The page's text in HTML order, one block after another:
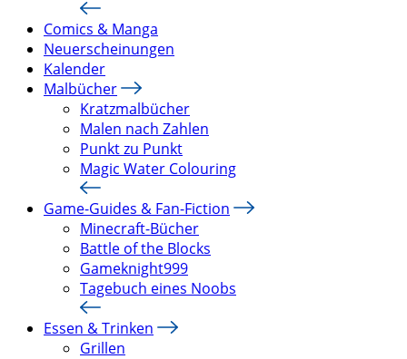
Comics & Manga
Neuerscheinungen
Kalender
Malbücher
Kratzmalbücher
Malen nach Zahlen
Punkt zu Punkt
Magic Water Colouring
Game-Guides & Fan-Fiction
Minecraft-Bücher
Battle of the Blocks
Gameknight999
Tagebuch eines Noobs
Essen & Trinken
Grillen